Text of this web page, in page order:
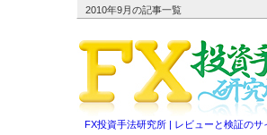
2010年9月の記事一覧
FX投資手法研究所 | レビューと検証のサ